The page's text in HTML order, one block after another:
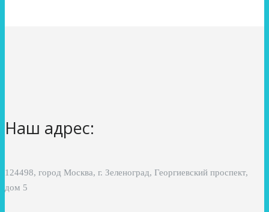
Наш адрес:
124498, город Москва, г. Зеленоград, Георгиевский проспект,
дом 5